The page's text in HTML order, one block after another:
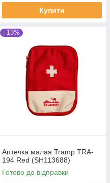
Купити
–13%
Аптечка малая Tramp TRA-
194 Red (SH113688)
Готово до відправки